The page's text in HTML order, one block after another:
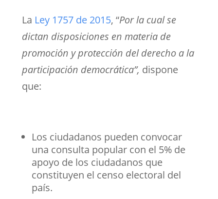
La Ley 1757 de 2015, “Por la cual se
dictan disposiciones en materia de
promoción y protección del derecho a la
participación democrática”, dispone
que:
Los ciudadanos pueden convocar
una consulta popular con el 5% de
apoyo de los ciudadanos que
constituyen el censo electoral del
país.